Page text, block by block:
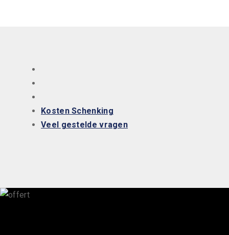
Kosten Schenking
Veel gestelde vragen